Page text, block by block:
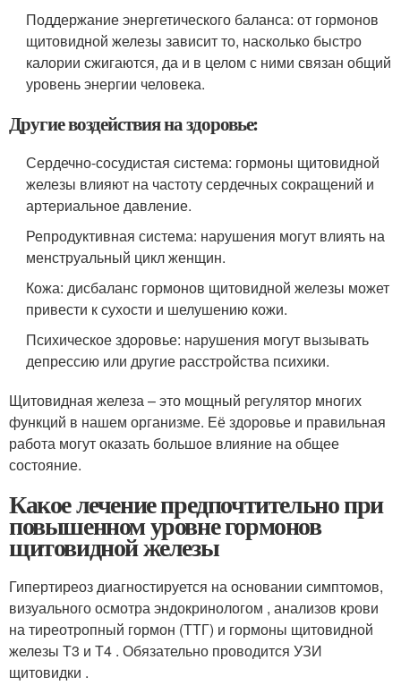
Поддержание энергетического баланса: от гормонов
щитовидной железы зависит то, насколько быстро
калории сжигаются, да и в целом с ними связан общий
уровень энергии человека.
Другие воздействия на здоровье:
Сердечно-сосудистая система: гормоны щитовидной
железы влияют на частоту сердечных сокращений и
артериальное давление.
Репродуктивная система: нарушения могут влиять на
менструальный цикл женщин.
Кожа: дисбаланс гормонов щитовидной железы может
привести к сухости и шелушению кожи.
Психическое здоровье: нарушения могут вызывать
депрессию или другие расстройства психики.
Щитовидная железа – это мощный регулятор многих
функций в нашем организме. Её здоровье и правильная
работа могут оказать большое влияние на общее
состояние.
Какое лечение предпочтительно при
повышенном уровне гормонов
щитовидной железы
Гипертиреоз диагностируется на основании симптомов,
визуального осмотра эндокринологом , анализов крови
на тиреотропный гормон (ТТГ) и гормоны щитовидной
железы Т3 и Т4 . Обязательно проводится УЗИ
щитовидки .